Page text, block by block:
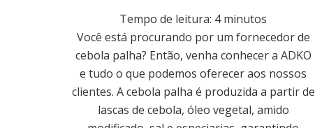
Tempo de leitura: 4 minutos
Você está procurando por um fornecedor de
cebola palha? Então, venha conhecer a ADKO
e tudo o que podemos oferecer aos nossos
clientes. A cebola palha é produzida a partir de
lascas de cebola, óleo vegetal, amido